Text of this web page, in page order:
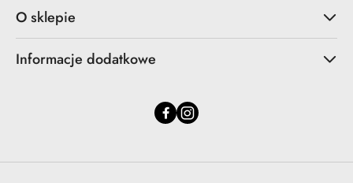
O sklepie
Informacje dodatkowe